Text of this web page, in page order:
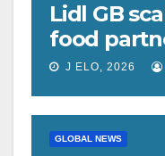
Lidl GB
food
200 stores
J ELO, 2026
GLOBAL NEWS